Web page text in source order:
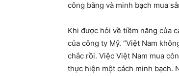
công bằng và minh bạch mua
Khi được hỏi về tiềm năng của
của công ty Mỹ. “Việt Nam
chắc rồi. Việc Việt Nam mua
thực hiện một cách minh bạch.